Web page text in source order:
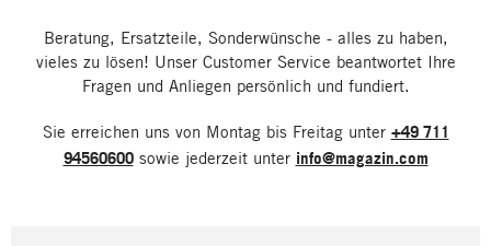
Beratung, Ersatzteile, Sonderwünsche - alles zu haben,
vieles zu lösen! Unser Customer Service beantwortet Ihre
Fragen und Anliegen persönlich und fundiert.
Sie erreichen uns von Montag bis Freitag unter +49 711
94560600sowie jederzeit unter info@magazin.com